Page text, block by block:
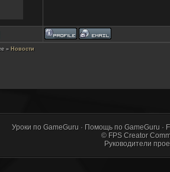
» Новости
Уроки по GameGuru · Помощь по GameGuru ·
© FPS Creator
Руководители